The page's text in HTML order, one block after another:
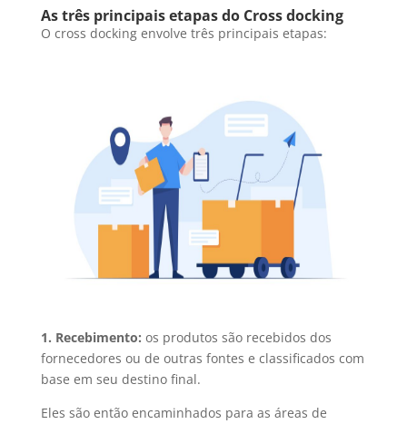
As três principais etapas do Cross docking
O cross docking envolve três principais etapas:
1. Recebimento: os produtos são recebidos dos
fornecedores ou de outras fontes e classificados com
base em seu destino final.
Eles são então encaminhados para as áreas de